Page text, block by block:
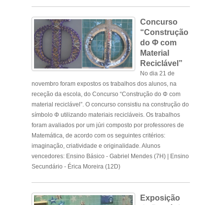
Concurso
“Construção
do Φ com
Material
Reciclável”
No dia 21 de
novembro foram expostos os trabalhos dos alunos, na
receção da escola, do Concurso “Construção do Φ com
material reciclável”. O concurso consistiu na construção do
símbolo Φ utilizando materiais recicláveis. Os trabalhos
foram avaliados por um júri composto por professores de
Matemática, de acordo com os seguintes critérios:
imaginação, criatividade e originalidade. Alunos
vencedores: Ensino Básico - Gabriel Mendes (7H) | Ensino
Secundário - Érica Moreira (12D)
Exposição